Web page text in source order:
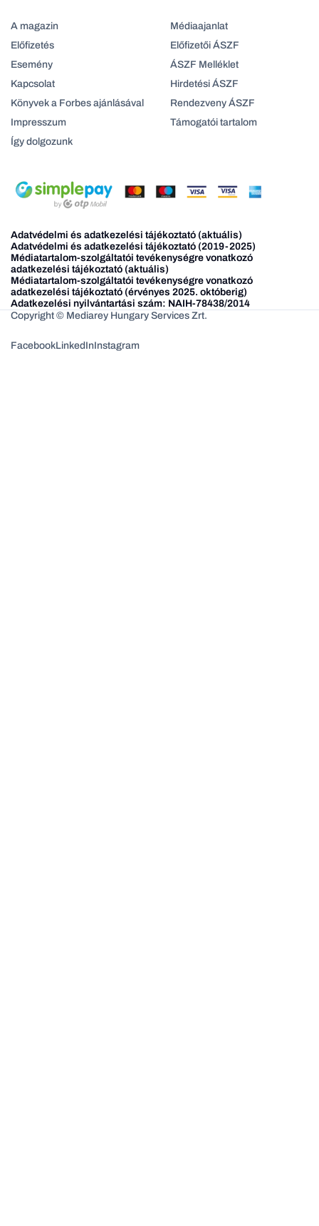
A magazin
Előfizetés
Esemény
Kapcsolat
Könyvek a Forbes ajánlásával
Impresszum
Így dolgozunk
Médiaajanlat
Előfizetői ÁSZF
ÁSZF Melléklet
Hirdetési ÁSZF
Rendezveny ÁSZF
Támogatói tartalom
Adatvédelmi és adatkezelési tájékoztató (aktuális)
Adatvédelmi és adatkezelési tájékoztató (2019-2025)
Médiatartalom-szolgáltatói tevékenységre vonatkozó
adatkezelési tájékoztató (aktuális)
Médiatartalom-szolgáltatói tevékenységre vonatkozó
adatkezelési tájékoztató (érvényes 2025. októberig)
Adatkezelési nyilvántartási szám: NAIH-78438/2014
Copyright © Mediarey Hungary Services Zrt.
FacebookLinkedInInstagram